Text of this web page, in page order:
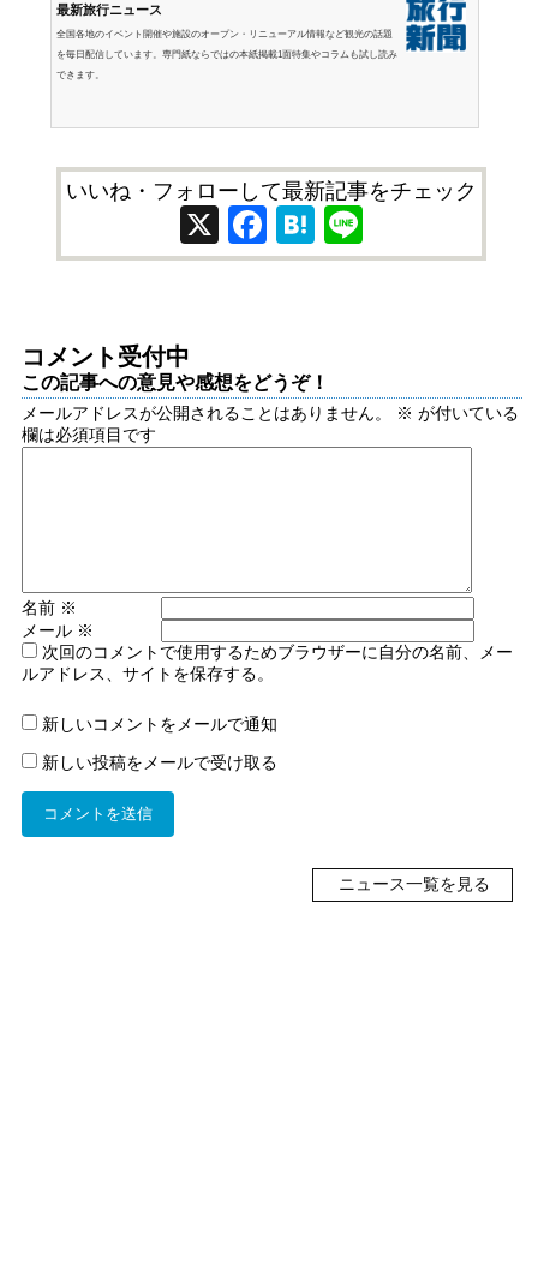
最新旅行ニュース
全国各地のイベント開催や施設のオープン・リニューアル情報など観光の話題
を毎日配信しています。専門紙ならではの本紙掲載1面特集やコラムも試し読み
できます。
いいね・フォローして最新記事をチェック
X Facebook
Hatena
コメント受付中
この記事への意見や感想をどうぞ！
メールアドレスが公開されることはありません。 ※ が付いている
欄は必須項目です
名前 ※
メール ※
次回のコメントで使用するためブラウザーに自分の名前、メー
ルアドレス、サイトを保存する。
新しいコメントをメールで通知
新しい投稿をメールで受け取る
ニュース一覧を見る